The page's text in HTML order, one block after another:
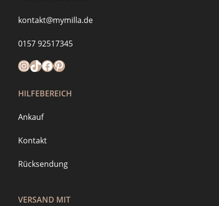
kontakt@mymilla.de
0157 92517345
Instagram
https://www.tiktok.com/@mymilla.de
Facebook
Pinterest
HILFEBEREICH
Ankauf
Kontakt
Rücksendung
VERSAND MIT